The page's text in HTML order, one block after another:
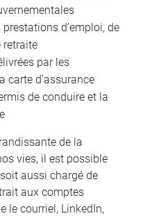
d’emploi, de
retraite
par les
carte d’assurance
de conduire et la
de la
vies, il est possible
aussi chargé de
aux comptes
le courriel, LinkedIn,